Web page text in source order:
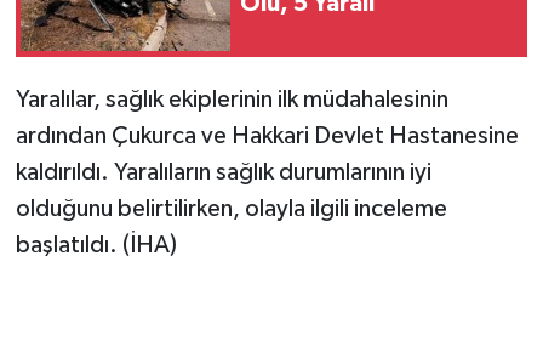
Yaralılar, sağlık ekiplerinin ilk müdahalesinin
ardından Çukurca ve Hakkari Devlet Hastanesine
kaldırıldı. Yaralıların sağlık durumlarının iyi
olduğunu belirtilirken, olayla ilgili inceleme
başlatıldı. (İHA)